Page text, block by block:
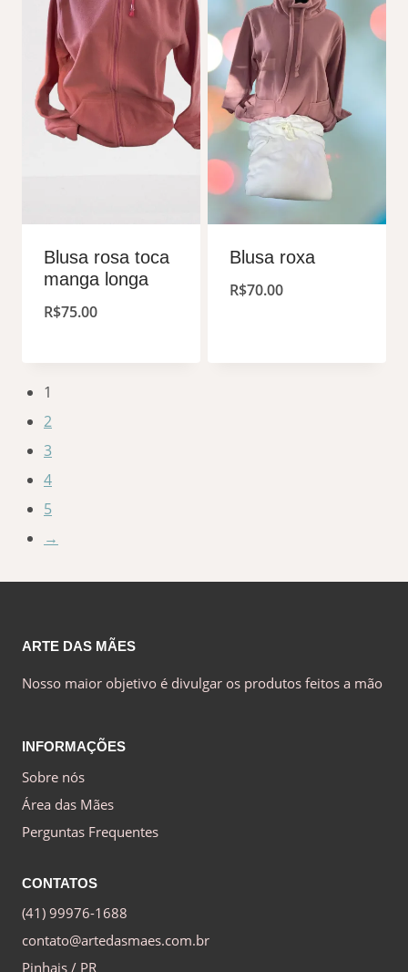
Blusa rosa toca
manga longa
R$75.00
Blusa roxa
R$70.00
1
2
3
4
5
→
ARTE DAS MÃES
Nosso maior objetivo é divulgar os produtos feitos a mão
INFORMAÇÕES
Sobre nós
Área das Mães
Perguntas Frequentes
CONTATOS
(41) 99976-1688
contato@artedasmaes.com.br
Pinhais / PR